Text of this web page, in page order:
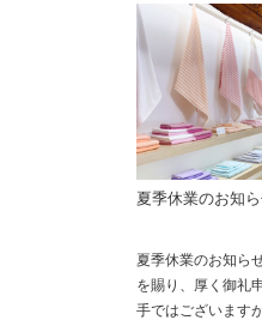
夏季休業のお知
夏季休業のお知ら
を賜り、厚く御礼
手ではございます